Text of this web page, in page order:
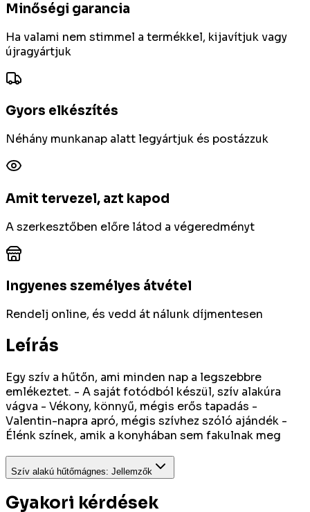
Minőségi garancia
Ha valami nem stimmel a termékkel, kijavítjuk vagy
újragyártjuk
Gyors elkészítés
Néhány munkanap alatt legyártjuk és postázzuk
Amit tervezel, azt kapod
A szerkesztőben előre látod a végeredményt
Ingyenes személyes átvétel
Rendelj online, és vedd át nálunk díjmentesen
Leírás
Egy szív a hűtőn, ami minden nap a legszebbre
emlékeztet. - A saját fotódból készül, szív alakúra
vágva - Vékony, könnyű, mégis erős tapadás -
Valentin-napra apró, mégis szívhez szóló ajándék -
Élénk színek, amik a konyhában sem fakulnak meg
Szív alakú hűtőmágnes: Jellemzők
Gyakori kérdések